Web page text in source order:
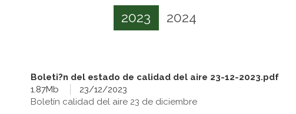
2023 2024
Boleti?n del estado de calidad del aire 23-12-2023.pdf
1.87Mb
23/12/2023
Boletín calidad del aire 23 de diciembre